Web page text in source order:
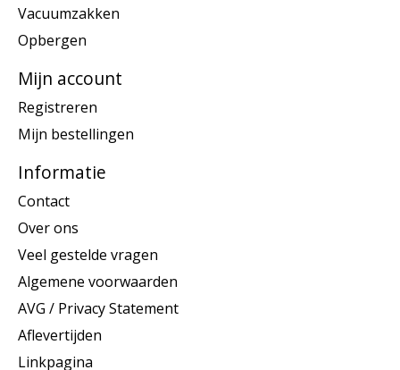
Vacuumzakken
Opbergen
Mijn account
Registreren
Mijn bestellingen
Informatie
Contact
Over ons
Veel gestelde vragen
Algemene voorwaarden
AVG / Privacy Statement
Aflevertijden
Linkpagina